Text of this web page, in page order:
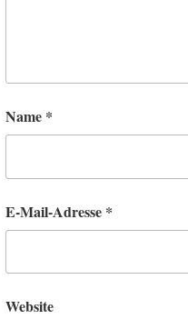
Name *
E-Mail-Adresse *
Website